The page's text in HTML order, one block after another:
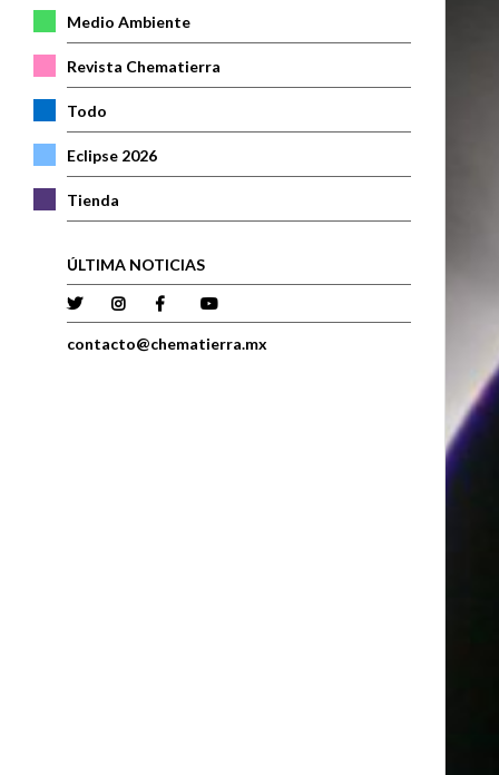
Medio Ambiente
Revista Chematierra
Todo
Eclipse 2026
Tienda
ÚLTIMA NOTICIAS
contacto@chematierra.mx